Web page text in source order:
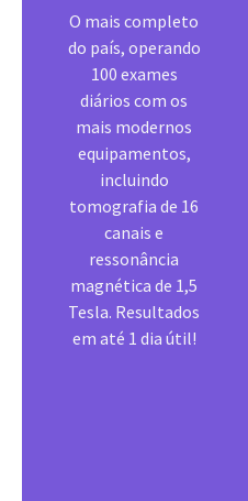
O mais completo
do país, operando
100 exames
diários com os
mais modernos
equipamentos,
incluindo
tomografia de 16
canais e
ressonância
magnética de 1,5
Tesla. Resultados
em até 1 dia útil!